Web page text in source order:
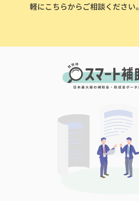
軽にこちらからご相談ください。